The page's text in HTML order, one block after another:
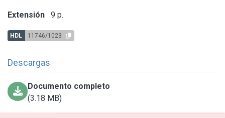
Extensión 9 p.
HDL 11746/1023
Descargas
Documento completo
(3.18 MB)